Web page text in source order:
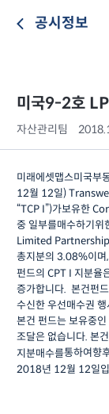
공시정보
미국9-2호 LP
자산관리팀
미래에셋맵스미국부
12월 12일)
“TCP I”)가보유한
중 일부를매수하기 위
Limited
총지분의 3.08%이며,
펀드의 CPT I 지분율
증가합니다. 본건펀
수신한 우선매수권
본건 펀드는 보유중
조달은 없습니다. 본
지분매수를통하여향
2018년 12월 12일